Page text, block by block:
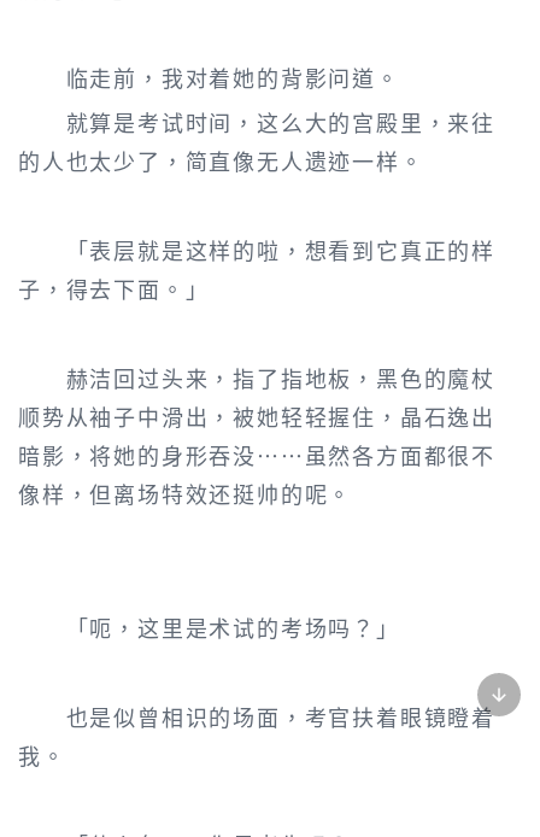
临走前，我对着她的背影问道。
就算是考试时间，这么大的宫殿里，来往
的人也太少了，简直像无人遗迹一样。
「表层就是这样的啦，想看到它真正的样
子，得去下面。」
赫洁回过头来，指了指地板，黑色的魔杖
顺势从袖子中滑出，被她轻轻握住，晶石逸出
暗影，将她的身形吞没……虽然各方面都很不
像样，但离场特效还挺帅的呢。
「呃，这里是术试的考场吗？」
也是似曾相识的场面，考官扶着眼镜瞪着
我。